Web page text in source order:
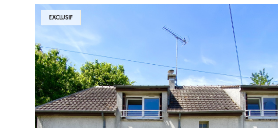
EXCLUSIF